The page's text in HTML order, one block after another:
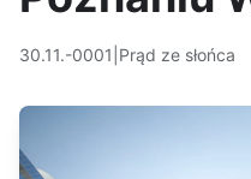
30.11.-0001 Prąd ze słońca